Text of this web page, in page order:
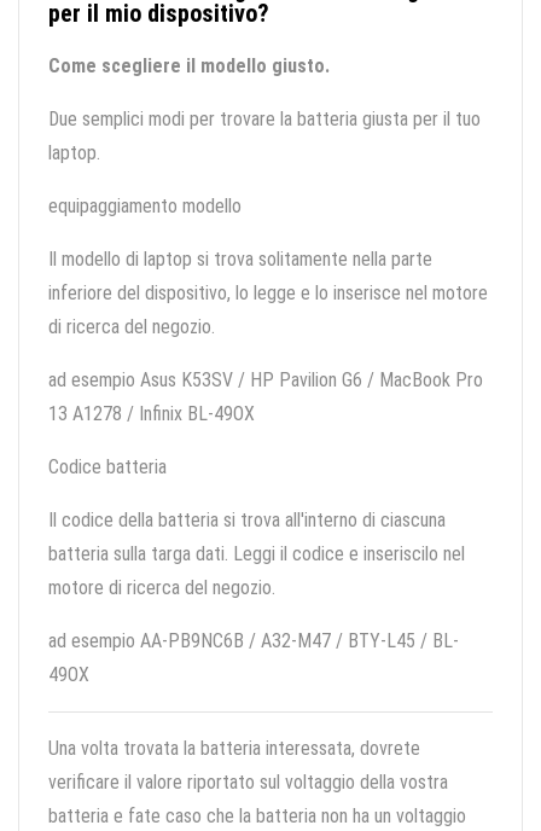
per il mio dispositivo?
Come scegliere il modello giusto.
Due semplici modi per trovare la batteria giusta per il tuo
laptop.
equipaggiamento modello
Il modello di laptop si trova solitamente nella parte
inferiore del dispositivo, lo legge e lo inserisce nel motore
di ricerca del negozio.
ad esempio Asus K53SV / HP Pavilion G6 / MacBook Pro
13 A1278 / Infinix BL-49OX
Codice batteria
Il codice della batteria si trova all'interno di ciascuna
batteria sulla targa dati. Leggi il codice e inseriscilo nel
motore di ricerca del negozio.
ad esempio AA-PB9NC6B / A32-M47 / BTY-L45 / BL-
49OX
Una volta trovata la batteria interessata, dovrete
verificare il valore riportato sul voltaggio della vostra
batteria e fate caso che la batteria non ha un voltaggio